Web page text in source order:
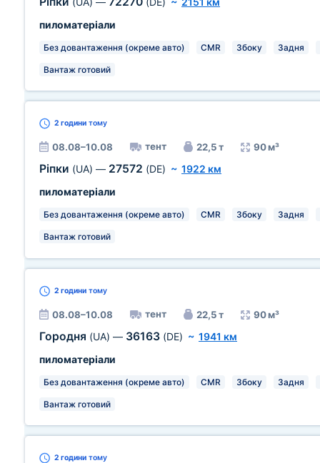
пиломатеріали
Без довантаження (окреме авто) CMR Збоку Задня
Вантаж готовий
2 години тому
08.08–10.08 тент 22,5 т 90 м³
Ріпки (UA) — 27572 (DE) ~ 1922 км
пиломатеріали
Без довантаження (окреме авто) CMR Збоку Задня
Вантаж готовий
2 години тому
08.08–10.08 тент 22,5 т 90 м³
Городня (UA) — 36163 (DE) ~ 1941 км
пиломатеріали
Без довантаження (окреме авто) CMR Збоку Задня
Вантаж готовий
2 години тому